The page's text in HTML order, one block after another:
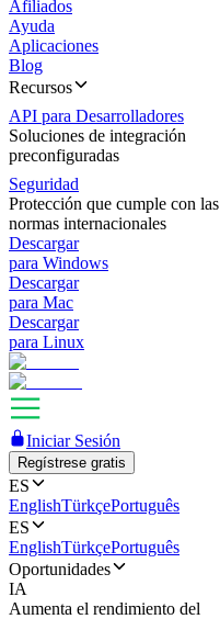
Afiliados
Ayuda
Aplicaciones
Blog
Recursos
API para Desarrolladores
Soluciones de integración
preconfiguradas
Seguridad
Protección que cumple con las
normas internacionales
Descargar
para Windows
Descargar
para Mac
Descargar
para Linux
Iniciar Sesión
Regístrese gratis
ES
EnglishTürkçePortuguês
ES
EnglishTürkçePortuguês
Oportunidades
IA
Aumenta el rendimiento del